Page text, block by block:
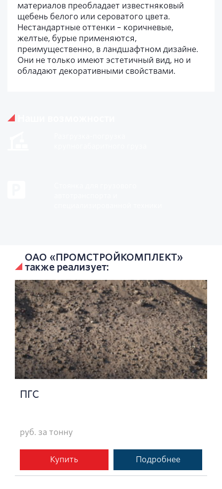
материалов преобладает известняковый
щебень белого или сероватого цвета.
Нестандартные оттенки – коричневые,
желтые, бурые применяются,
преимущественно, в ландшафтном дизайне.
Они не только имеют эстетичный вид, но и
обладают декоративными свойствами.
ОАО «ПРОМСТРОЙКОМПЛЕКТ»
также реализует:
ПГС
руб. за тонну
Купить Подробнее